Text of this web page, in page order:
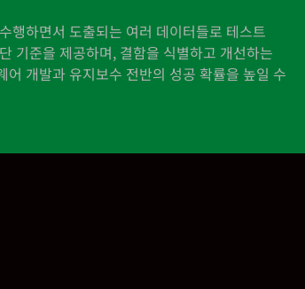
행하면서 도출되는 여러 데이터들로 테스트
기준을 제공하며, 결함을 식별하고 개선하는
어 개발과 유지보수 전반의 성공 확률을 높일 수